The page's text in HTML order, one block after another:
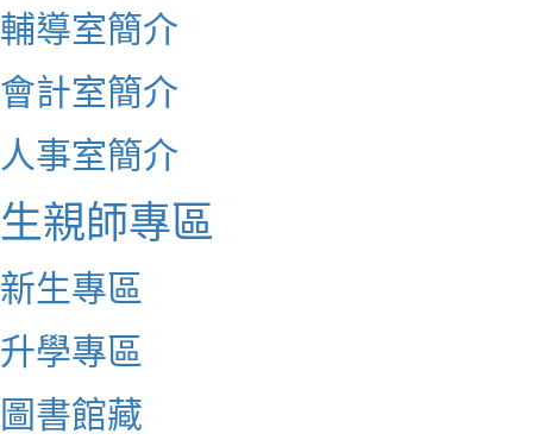
輔導室簡介
會計室簡介
人事室簡介
生親師專區
新生專區
升學專區
圖書館藏